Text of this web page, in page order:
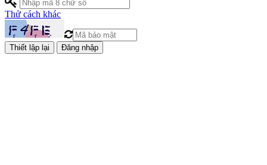
Thử cách khác
Đăng nhập